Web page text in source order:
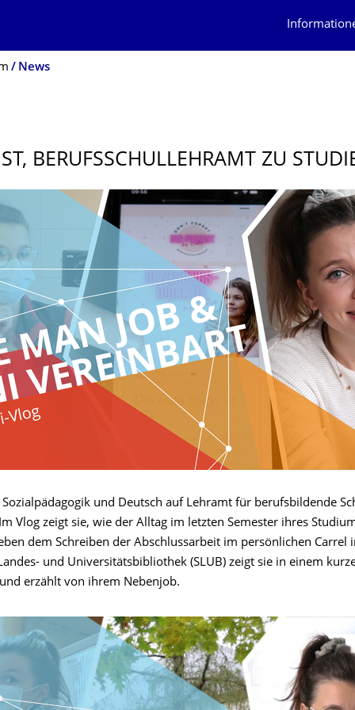
News
BERUFSSCHUL­LEHRAMT ZU
und Deutsch auf Lehramt für berufsbildende
Vlog zeigt sie, wie der Alltag im letzten Semester ihres
dem Schreiben der Abschlussarbeit im persönlichen Carrel
und Universitätsbibliothek (SLUB) zeigt sie in einem
erzählt von ihrem Nebenjob.